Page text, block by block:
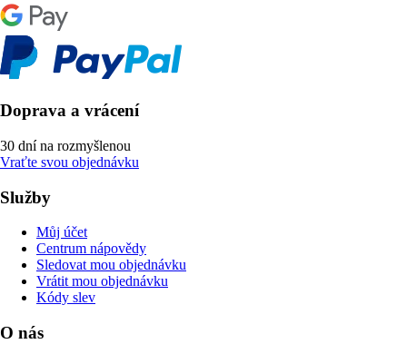
Doprava a vrácení
30 dní na rozmyšlenou
Vraťte svou objednávku
Služby
Můj účet
Centrum nápovědy
Sledovat mou objednávku
Vrátit mou objednávku
Kódy slev
O nás